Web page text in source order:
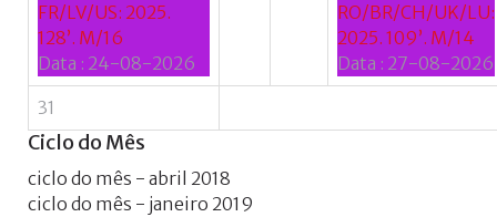
FR/LV/US: 2025.
128’. M/16
Data : 24-08-2026
RO/BR/CH/UK/LU:
2025. 109’. M/14
Data : 27-08-2026
31
Ciclo do Mês
ciclo do mês - abril 2018
ciclo do mês - janeiro 2019